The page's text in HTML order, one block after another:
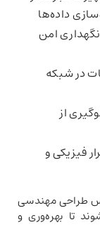
داده‌ها
امن
در شبکه
از
فیزیکی و
طراحی مهندسی
تا بهره‌وری و